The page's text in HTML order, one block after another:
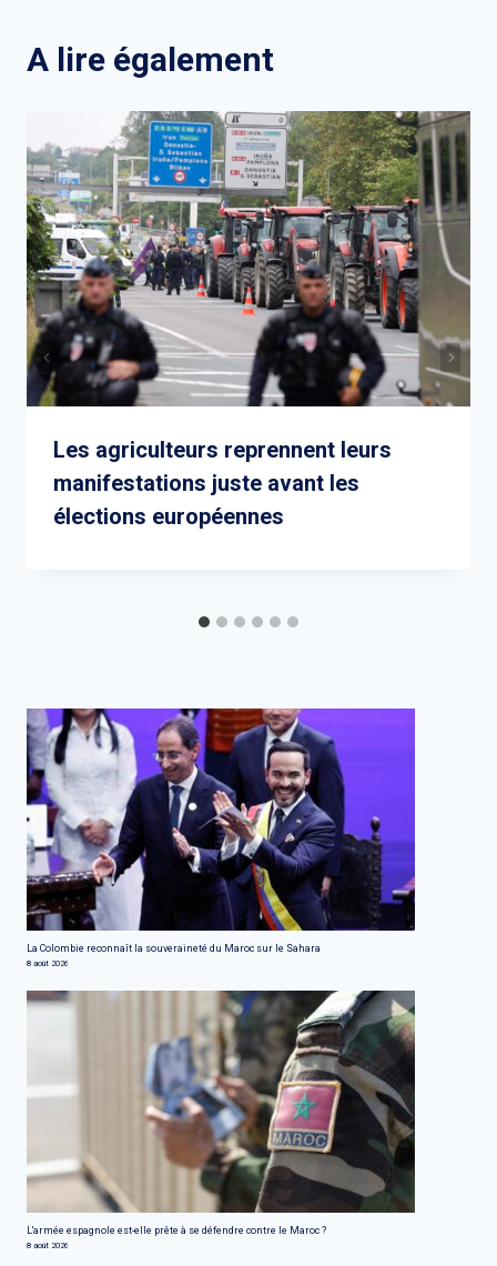
A lire également
Les agriculteurs reprennent leurs
manifestations juste avant les
élections européennes
La Colombie reconnaît la souveraineté du Maroc sur le Sahara
8 août 2026
L'armée espagnole est-elle prête à se défendre contre le Maroc ?
8 août 2026